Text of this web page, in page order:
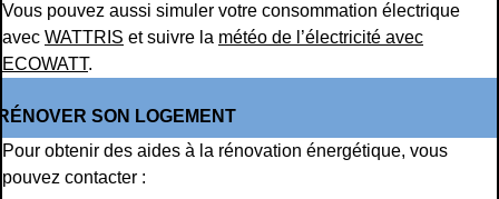
Vous pouvez aussi simuler votre consommation électrique
avec WATTRIS et suivre la météo de l’électricité avec
ECOWATT.
SON LOGEMENT
Pour obtenir des aides à la rénovation énergétique, vous
pouvez contacter :